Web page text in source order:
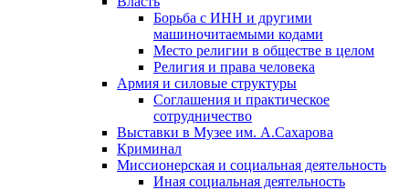
Борьба с ИНН и другими
машиночитаемыми кодами
Место религии в обществе в целом
Религия и права человека
Армия и силовые структуры
Соглашения и практическое
сотрудничество
Выставки в Музее им. А.Сахарова
Криминал
Миссионерская и социальная деятельность
Иная социальная деятельность